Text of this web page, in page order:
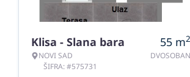
Klisa - Slana bara
NOVI SAD
ŠIFRA: #575731
55 m2
DVOSOBAN